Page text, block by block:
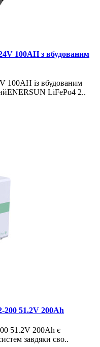
100AH з вбудованим
100AH із вбудованим
LiFePo4 2..
200 51.2V 200Ah
51.2V 200Ah є
завдяки сво..